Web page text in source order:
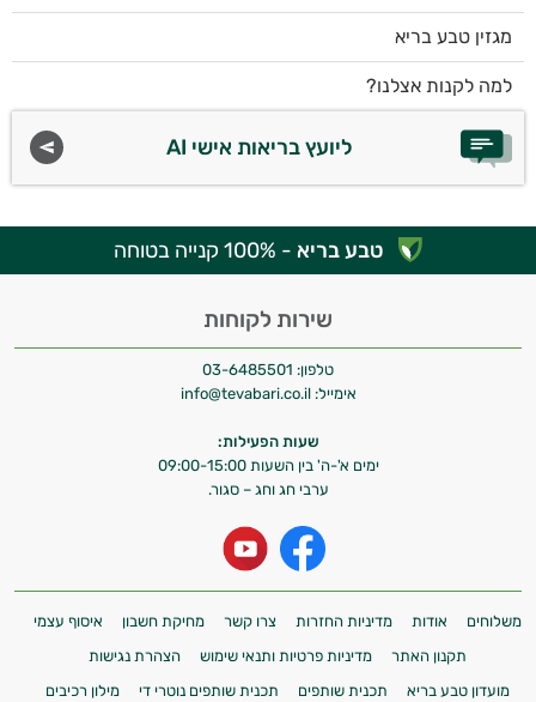
מגזין טבע בריא
למה לקנות אצלנו?
ליועץ בריאות אישי AI
טבע בריא - 100% קנייה בטוחה
שירות לקוחות
טלפון: 03-6485501
אימייל: info@tevabari.co.il
שעות הפעילות:
ימים א'-ה' בין השעות 09:00-15:00
ערבי חג וחג – סגור.
משלוחים אודות מדיניות החזרות צרו קשר מחיקת חשבון
איסוף עצמי
תקנון האתר
מדיניות פרטיות ותנאי שימוש
הצהרת נגישות
מועדון טבע בריא
תכנית שותפים תכנית שותפים נוטרי די מילון רכיבים